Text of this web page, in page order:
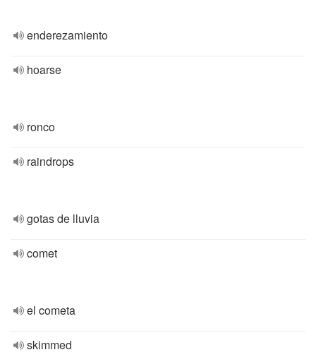
enderezamiento
hoarse
ronco
raindrops
gotas de lluvia
comet
el cometa
skimmed